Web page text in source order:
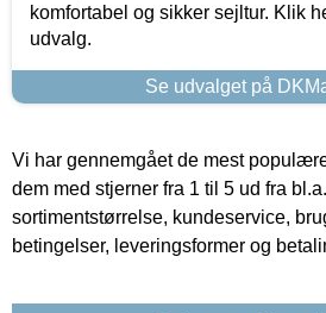
komfortabel og sikker sejltur. Klik
udvalg.
Se udvalget på
Vi har gennemgået de mest
dem med stjerner fra 1 til 5 ud fra
sortimentstørrelse, kundeservice,
betingelser, leveringsformer og